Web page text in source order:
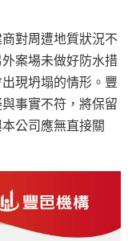
對周遭地質狀況不
案場未做好防水措
現坍塌的情形。豐
事實不符，將保留
公司應無直接關